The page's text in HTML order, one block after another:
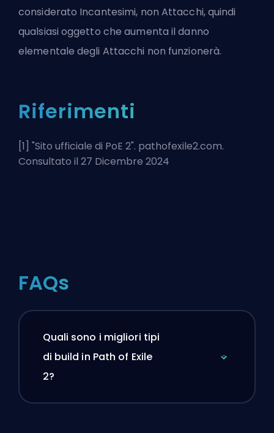
considerato Incantesimi, non Attacchi, quindi
qualsiasi oggetto che aumenta il danno
elementale degli Attacchi non funzionerà.
Riferimenti
[1] "Sito ufficiale di PoE 2". pathofexile2.com.
Consultato il 27 Dicembre 2024
FAQs
Quali sono i migliori tipi
di build in Path of Exile
2?